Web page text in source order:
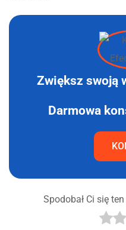
Zwiększ swoją
Darmowa
Spodobał Ci się